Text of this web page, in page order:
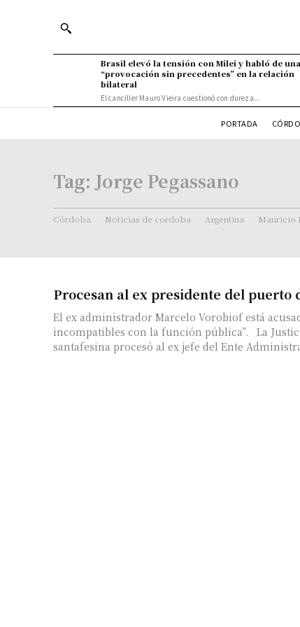
Brasil elevó la tensión con Milei y habló de una
“provocación sin precedentes” en la relación
bilateral
El canciller Mauro Vieira cuestionó con dureza...
PORTADA
Tag: Jorge Pegassano
Córdoba Noticias de cordoba Argentina Mauricio
Procesan al ex presidente del puerto
El ex administrador Marcelo Vorobiof está
incompatibles con la función pública”. La
santafesina procesó al ex jefe del Ente